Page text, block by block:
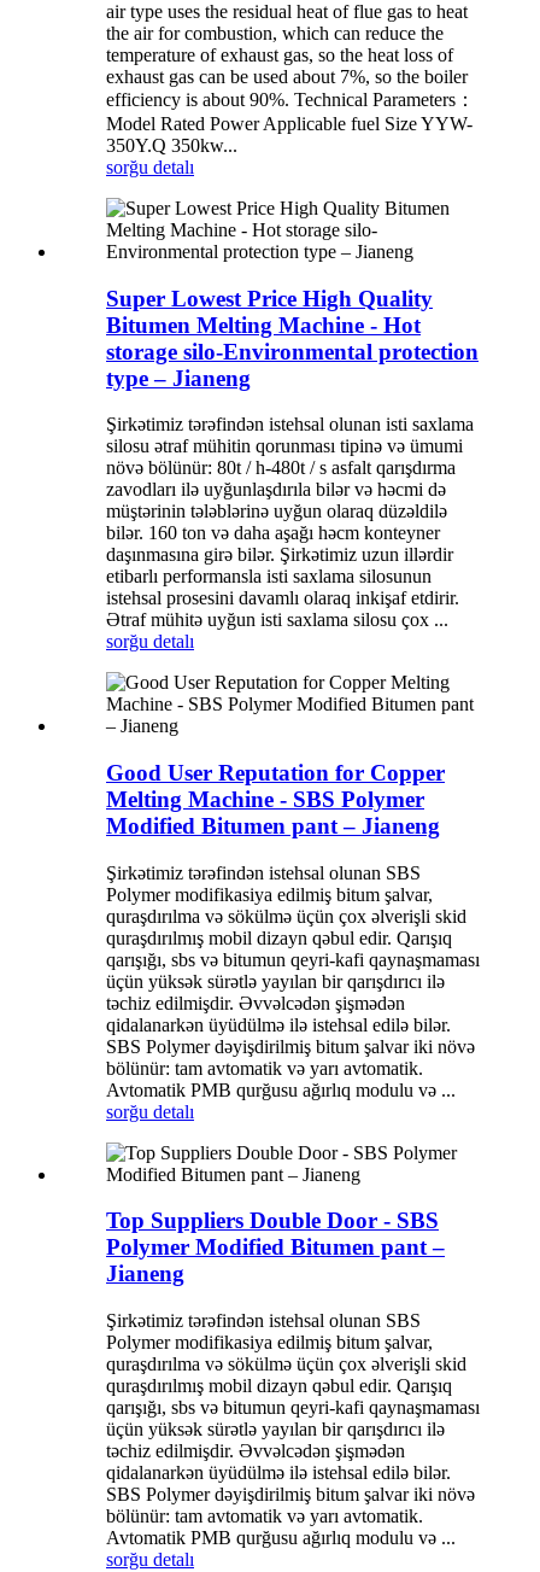
air type uses the residual heat of flue gas to heat
the air for combustion, which can reduce the
temperature of exhaust gas, so the heat loss of
exhaust gas can be used about 7%, so the boiler
efficiency is about 90%. Technical Parameters：
Model Rated Power Applicable fuel Size YYW-
350Y.Q 350kw...
sorğu detalı
Super Lowest Price High Quality
Bitumen Melting Machine - Hot
storage silo-Environmental protection
type – Jianeng
Şirkətimiz tərəfindən istehsal olunan isti saxlama
silosu ətraf mühitin qorunması tipinə və ümumi
növə bölünür: 80t / h-480t / s asfalt qarışdırma
zavodları ilə uyğunlaşdırıla bilər və həcmi də
müştərinin tələblərinə uyğun olaraq düzəldilə
bilər. 160 ton və daha aşağı həcm konteyner
daşınmasına girə bilər. Şirkətimiz uzun illərdir
etibarlı performansla isti saxlama silosunun
istehsal prosesini davamlı olaraq inkişaf etdirir.
Ətraf mühitə uyğun isti saxlama silosu çox ...
sorğu detalı
Good User Reputation for Copper
Melting Machine - SBS Polymer
Modified Bitumen pant – Jianeng
Şirkətimiz tərəfindən istehsal olunan SBS
Polymer modifikasiya edilmiş bitum şalvar,
quraşdırılma və sökülmə üçün çox əlverişli skid
quraşdırılmış mobil dizayn qəbul edir. Qarışıq
qarışığı, sbs və bitumun qeyri-kafi qaynaşmaması
üçün yüksək sürətlə yayılan bir qarışdırıcı ilə
təchiz edilmişdir. Əvvəlcədən şişmədən
qidalanarkən üyüdülmə ilə istehsal edilə bilər.
SBS Polymer dəyişdirilmiş bitum şalvar iki növə
bölünür: tam avtomatik və yarı avtomatik.
Avtomatik PMB qurğusu ağırlıq modulu və ...
sorğu detalı
Top Suppliers Double Door - SBS
Polymer Modified Bitumen pant –
Jianeng
Şirkətimiz tərəfindən istehsal olunan SBS
Polymer modifikasiya edilmiş bitum şalvar,
quraşdırılma və sökülmə üçün çox əlverişli skid
quraşdırılmış mobil dizayn qəbul edir. Qarışıq
qarışığı, sbs və bitumun qeyri-kafi qaynaşmaması
üçün yüksək sürətlə yayılan bir qarışdırıcı ilə
təchiz edilmişdir. Əvvəlcədən şişmədən
qidalanarkən üyüdülmə ilə istehsal edilə bilər.
SBS Polymer dəyişdirilmiş bitum şalvar iki növə
bölünür: tam avtomatik və yarı avtomatik.
Avtomatik PMB qurğusu ağırlıq modulu və ...
sorğu detalı